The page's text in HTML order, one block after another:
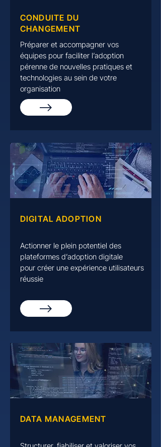
CONDUITE DU
CHANGEMENT
Préparer et accompagner vos
équipes pour faciliter l’adoption
pérenne de nouvelles pratiques et
technologies au sein de votre
organisation
DIGITAL ADOPTION
Actionner le plein potentiel des
plateformes d’adoption digitale
pour créer une expérience utilisateurs
réussie
DATA MANAGEMENT